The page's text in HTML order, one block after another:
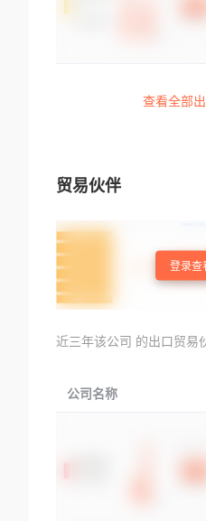
查看全部
贸易伙伴
登录查
近三年该公司 的出口贸易
公司名称